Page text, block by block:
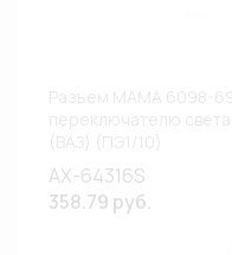
AX-64316S
358.79 руб.